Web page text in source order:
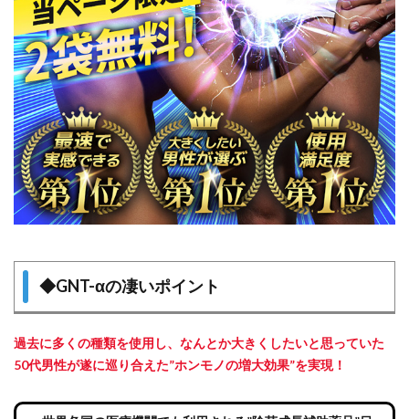
◆GNT-αの凄いポイント
過去に多くの種類を使用し、なんとか大きくしたいと思っていた
50代男性が遂に巡り合えた”ホンモノの増大効果”を実現！